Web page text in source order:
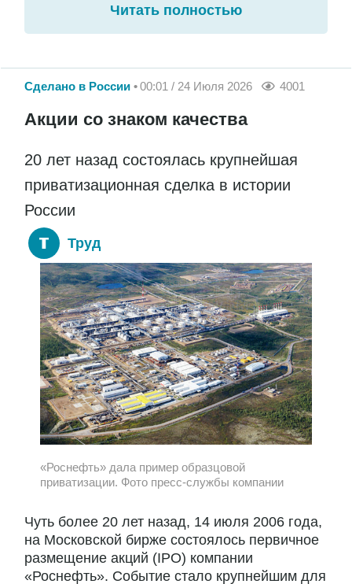
Читать полностью
Сделано в России 00:01 / 24 Июля 2026 4001
Акции со знаком качества
20 лет назад состоялась крупнейшая
приватизационная сделка в истории
России
Труд
«Роснефть» дала пример образцовой
приватизации. Фото пресс-службы компании
Чуть более 20 лет назад, 14 июля 2006 года,
на Московской бирже состоялось первичное
размещение акций (IPO) компании
«Роснефть». Событие стало крупнейшим для